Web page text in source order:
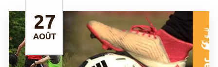
AOÛT
27